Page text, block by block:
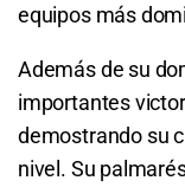
1.03
Total de Goles -
equipos más
Además de su
importantes
demostrando su
nivel. Su